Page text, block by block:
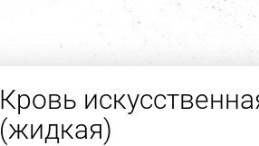
Кровь
(жидкая)